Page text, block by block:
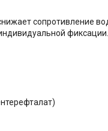
сопротивление